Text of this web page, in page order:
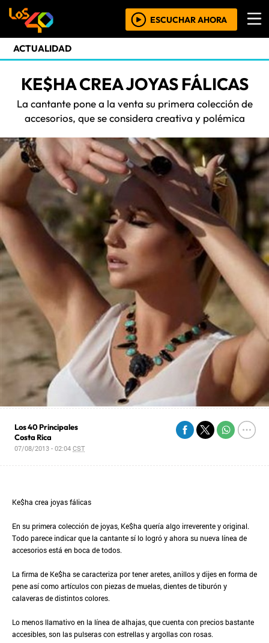
ESCUCHAR AHORA
ACTUALIDAD
KE$HA CREA JOYAS FÁLICAS
La cantante pone a la venta su primera colección de
accesorios, que se considera creativa y polémica
Los 40 Principales
Costa Rica
07/08/2013 - 02:04CST
Ke$ha crea joyas fálicas
En su primera colección de joyas, Ke$ha quería algo irreverente y original.
Todo parece indicar que la cantante sí lo logró y ahora su nueva línea de
accesorios está en boca de todos.
La firma de Ke$ha se caracteriza por tener aretes, anillos y dijes en forma de
pene así como artículos con piezas de muelas, dientes de tiburón y
calaveras de distintos colores.
Lo menos llamativo en la línea de alhajas, que cuenta con precios bastante
accesibles, son las pulseras con estrellas y argollas con rosas.